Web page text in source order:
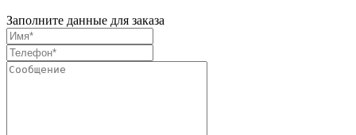
Заполните данные для заказа